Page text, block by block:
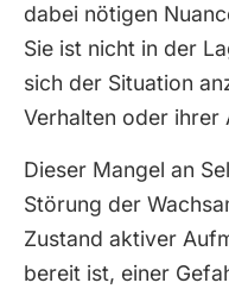
dabei nötigen
Sie ist nicht in der
sich der Situation
Verhalten oder ihrer
Dieser Mangel an
Störung der
Zustand aktiver
bereit ist, einer